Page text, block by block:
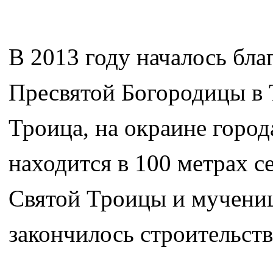
В 2013 году началось
Пресвятой Богородицы
Троица, на окраине
находится в 100 метрах
Святой Троицы и
закончилось